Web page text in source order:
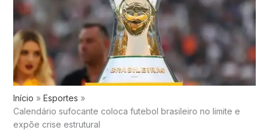
Início
Esportes
Calendário sufocante coloca futebol brasileiro no limite e
expõe crise estrutural